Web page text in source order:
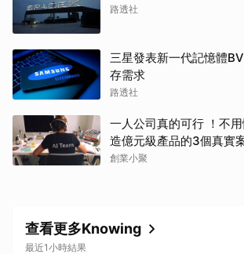
路透社
三星發表新一代記憶體
存需求
路透社
一人公司真的可行 ！不
造億元級產品的3個真實
創業小聚
查看更多Knowing
最近1小時結果